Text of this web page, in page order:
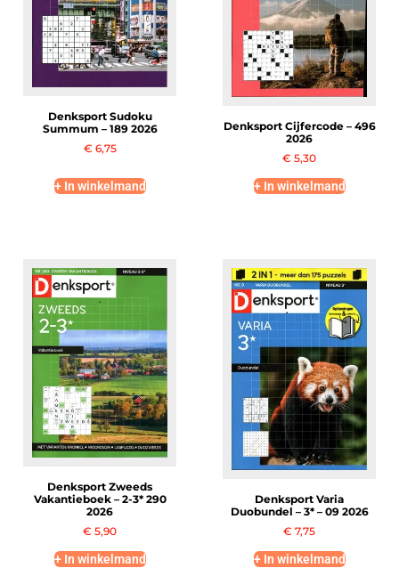
Denksport Sudoku
Summum – 189 2026
€ 6,75
+ In winkelmand
Denksport Cijfercode – 496
2026
€ 5,30
+ In winkelmand
Denksport Zweeds
Vakantieboek – 2-3* 290
2026
€ 5,90
+ In winkelmand
Denksport Varia
Duobundel – 3* – 09 2026
€ 7,75
+ In winkelmand